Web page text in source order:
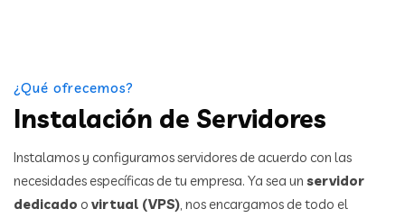
¿Qué ofrecemos?
Instalación de Servidores
Instalamos y configuramos servidores de acuerdo con las
necesidades específicas de tu empresa. Ya sea un servidor
dedicado o virtual (VPS), nos encargamos de todo el